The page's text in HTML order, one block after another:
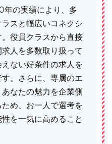
年の実績により、多
スと幅広いコネクシ
役員クラスから直接
人を多数取り扱って
ない好条件の求人を
。さらに、専属のエ
なたの魅力を企業側
め、お一人で選考を
を一気に高めること